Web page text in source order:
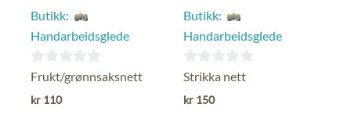
Butikk:
Handarbeidsglede
0
ut
Frukt/grønnsaksnett
kr 110
Butikk:
Handarbeidsglede
0
ut
Strikka nett
kr 150